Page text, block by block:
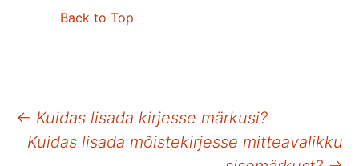
Back to Top
Postituste
töölaud
← Kuidas lisada kirjesse märkusi?
Kuidas lisada mõistekirjesse mitteavalikku